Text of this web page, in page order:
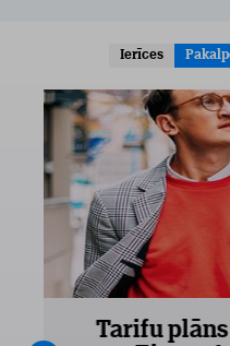
Ierīces
Tarifu